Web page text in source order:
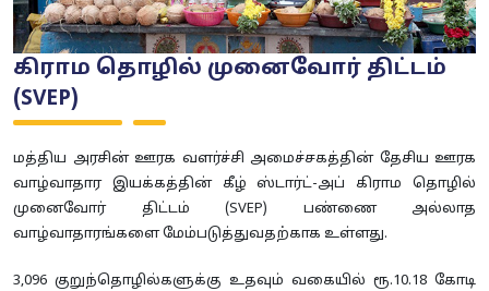
கிராம தொழில் முனைவோர் திட்டம்
(SVEP)
மத்திய அரசின் ஊரக வளர்ச்சி அமைச்சகத்தின் தேசிய ஊரக
வாழ்வாதார இயக்கத்தின் கீழ் ஸ்டார்ட்-அப் கிராம தொழில்
முனைவோர் திட்டம் (SVEP) பண்ணை அல்லாத
வாழ்வாதாரங்களை மேம்படுத்துவதற்காக உள்ளது.
3,096 குறுந்தொழில்களுக்கு உதவும் வகையில் ரூ.10.18 கோடி